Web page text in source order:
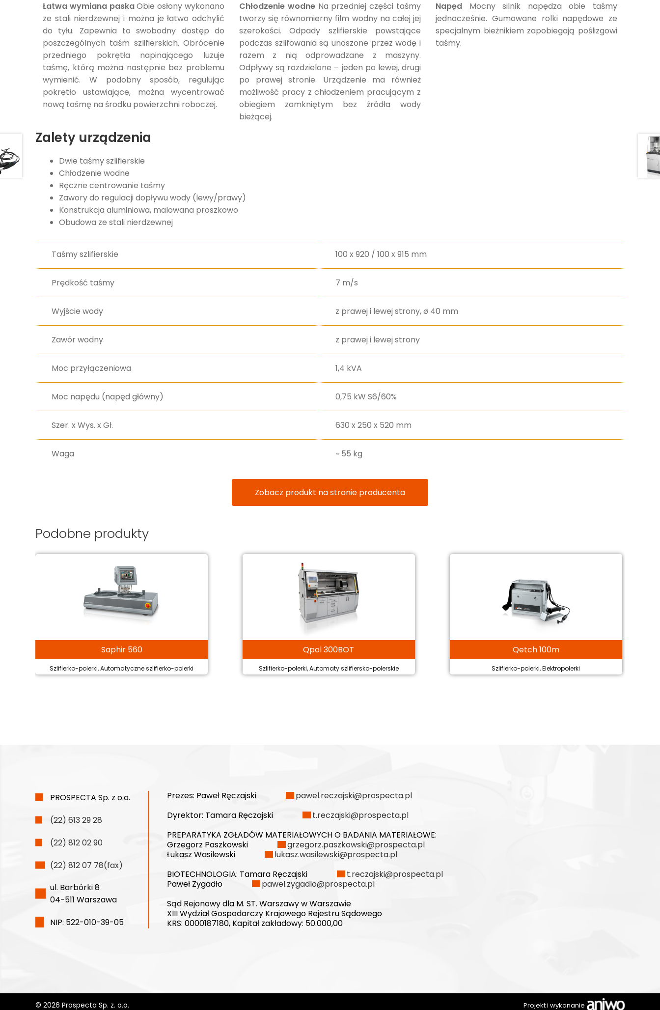
Łatwa wymiana paskaObie osłony wykonano
ze stali nierdzewnej i można je łatwo odchylić
do tyłu. Zapewnia to swobodny dostęp do
poszczególnych taśm szlifierskich. Obrócenie
przedniego pokrętła napinającego luzuje
taśmę, którą można następnie bez problemu
wymienić. W podobny sposób, regulując
pokrętło ustawiające, można wycentrować
nową taśmę na środku powierzchni roboczej.
Chłodzenie wodne Na przedniej części taśmy
tworzy się równomierny film wodny na całej jej
szerokości. Odpady szlifierskie powstające
podczas szlifowania są unoszone przez wodę i
razem z nią odprowadzane z maszyny.
Odpływy są rozdzielone – jeden po lewej, drugi
po prawej stronie. Urządzenie ma również
możliwość pracy z chłodzeniem pracującym z
obiegiem zamkniętym bez źródła wody
bieżącej.
Napęd Mocny silnik napędza obie taśmy
jednocześnie. Gumowane rolki napędowe ze
specjalnym bieżnikiem zapobiegają poślizgowi
taśmy.
Zalety urządzenia
Dwie taśmy szlifierskie
Chłodzenie wodne
Ręczne centrowanie taśmy
Zawory do regulacji dopływu wody (lewy/prawy)
Konstrukcja aluminiowa, malowana proszkowo
Obudowa ze stali nierdzewnej
Taśmy szlifierskie 100 x 920 / 100 x 915 mm
Prędkość taśmy 7 m/s
Wyjście wody z prawej i lewej strony, ø 40 mm
Zawór wodny z prawej i lewej strony
Moc przyłączeniowa 1,4 kVA
Moc napędu (napęd główny) 0,75 kW S6/60%
Szer. x Wys. x Gł. 630 x 250 x 520 mm
Waga ~ 55 kg
Zobacz produkt na stronie producenta
Podobne produkty
Saphir 560
Szlifierko-polerki, Automatyczne szlifierko-polerki
Qpol 300BOT
Szlifierko-polerki, Automaty szlifiersko-polerskie
Qetch 100m
Szlifierko-polerki, Elektropolerki
PROSPECTA Sp. z o.o.
(22) 613 29 28
(22) 812 02 90
(22) 812 07 78(fax)
ul. Barbórki 8
04-511 Warszawa
NIP: 522-010-39-05
Prezes: Paweł Ręczajski
pawel.reczajski@prospecta.pl
Dyrektor: Tamara Ręczajski
t.reczajski@prospecta.pl
PREPARATYKA ZGŁADÓW MATERIAŁOWYCH O BADANIA MATERIAŁOWE:
Grzegorz Paszkowski
grzegorz.paszkowski@prospecta.pl
Łukasz Wasilewski
lukasz.wasilewski@prospecta.pl
BIOTECHNOLOGIA: Tamara Ręczajski
t.reczajski@prospecta.pl
Paweł Zygadło
pawel.zygadlo@prospecta.pl
Sąd Rejonowy dla M. ST. Warszawy w Warszawie
XIII Wydział Gospodarczy Krajowego Rejestru Sądowego
KRS: 0000187180, Kapitał zakładowy: 50.000,00
© 2026 Prospecta Sp. z. o.o. Projekt i wykonanie